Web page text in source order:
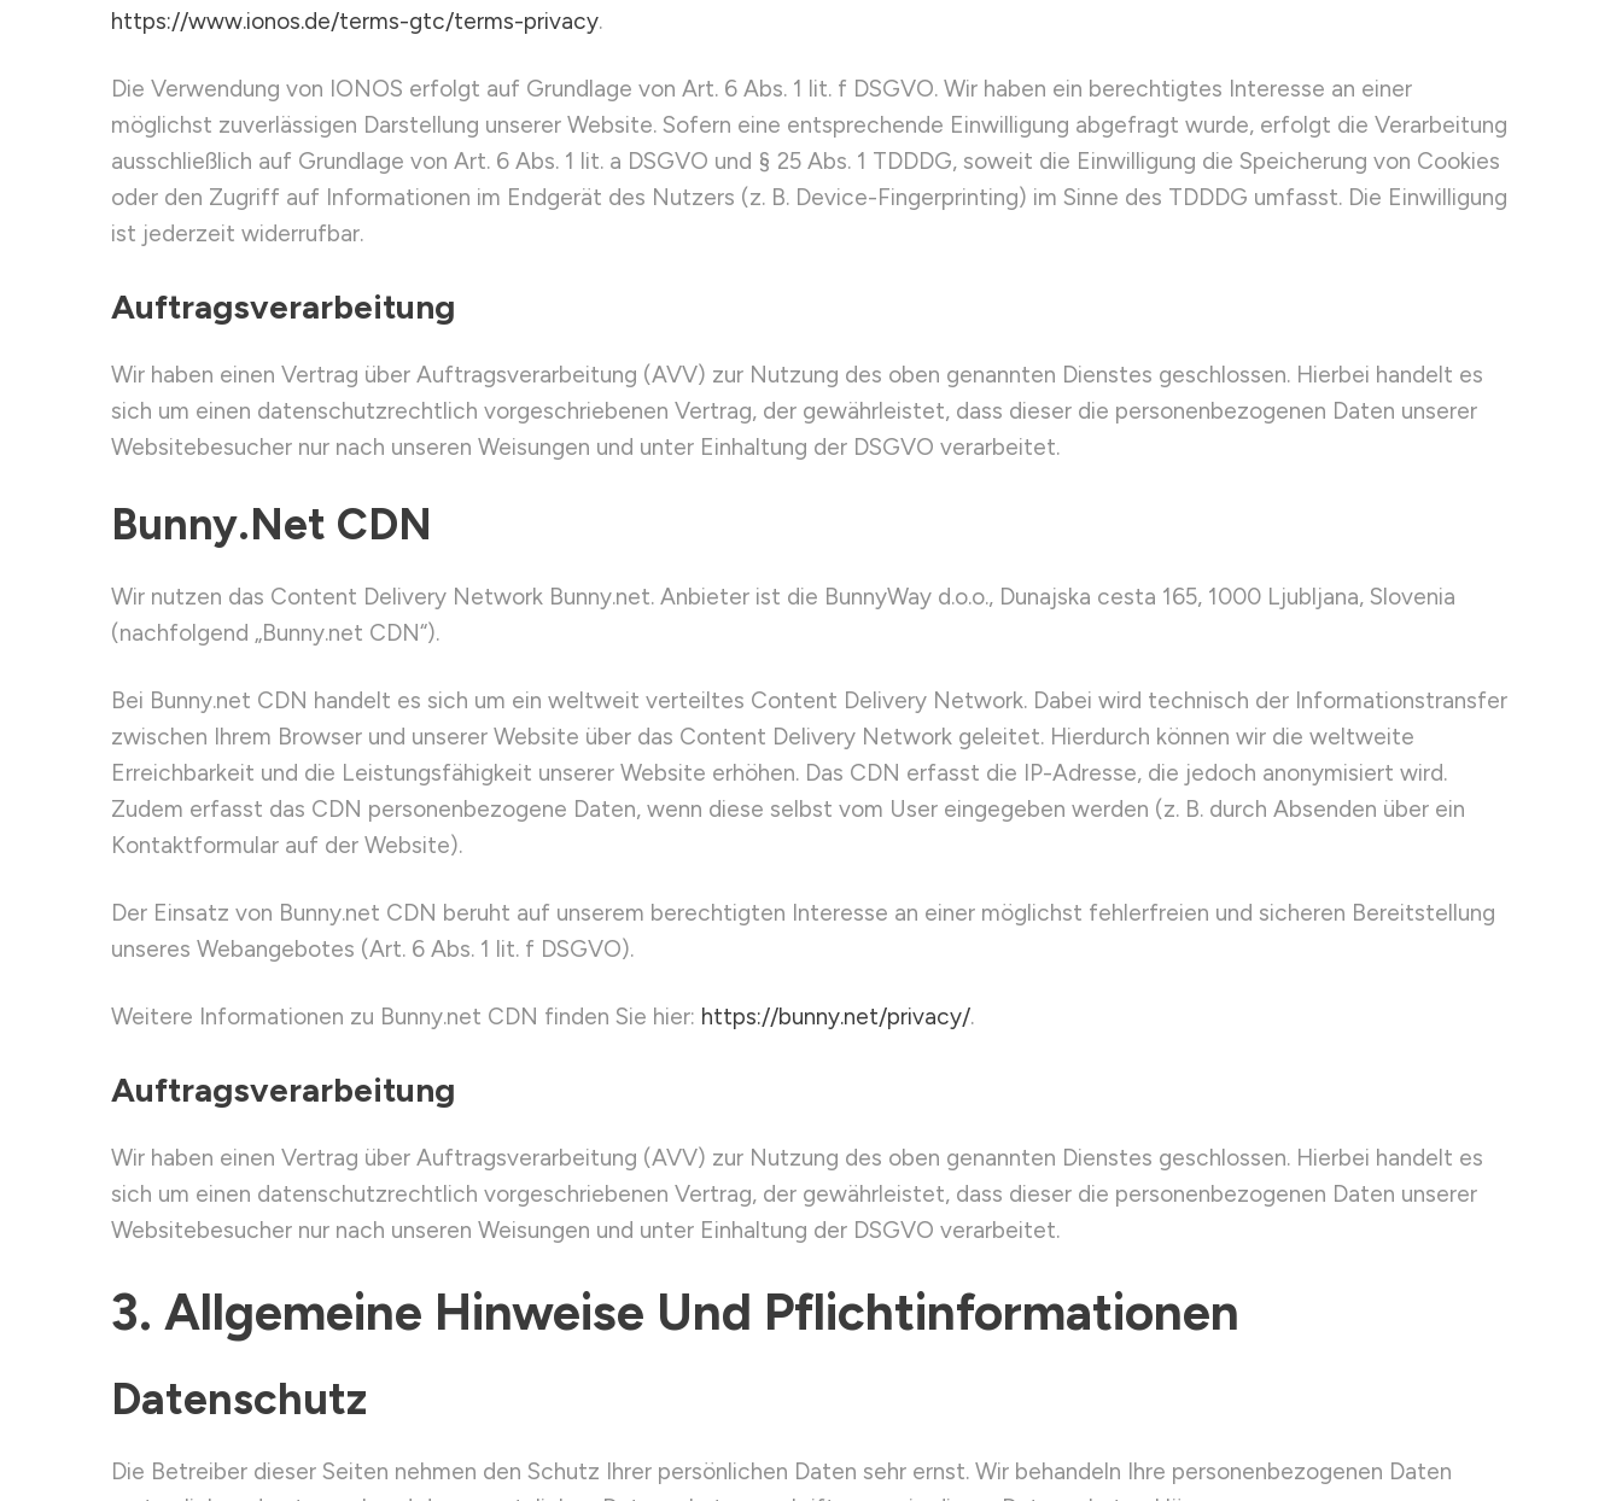
https://www.ionos.de/terms-gtc/terms-privacy.
Die Verwendung von IONOS erfolgt auf Grundlage von Art. 6 Abs. 1 lit. f DSGVO. Wir haben ein berechtigtes Interesse an einer
möglichst zuverlässigen Darstellung unserer Website. Sofern eine entsprechende Einwilligung abgefragt wurde, erfolgt die Verarbeitung
ausschließlich auf Grundlage von Art. 6 Abs. 1 lit. a DSGVO und § 25 Abs. 1 TDDDG, soweit die Einwilligung die Speicherung von Cookies
oder den Zugriff auf Informationen im Endgerät des Nutzers (z. B. Device-Fingerprinting) im Sinne des TDDDG umfasst. Die Einwilligung
ist jederzeit widerrufbar.
Auftragsverarbeitung
Wir haben einen Vertrag über Auftragsverarbeitung (AVV) zur Nutzung des oben genannten Dienstes geschlossen. Hierbei handelt es
sich um einen datenschutzrechtlich vorgeschriebenen Vertrag, der gewährleistet, dass dieser die personenbezogenen Daten unserer
Websitebesucher nur nach unseren Weisungen und unter Einhaltung der DSGVO verarbeitet.
Bunny.net CDN
Wir nutzen das Content Delivery Network Bunny.net. Anbieter ist die BunnyWay d.o.o., Dunajska cesta 165, 1000 Ljubljana, Slovenia
(nachfolgend „Bunny.net CDN“).
Bei Bunny.net CDN handelt es sich um ein weltweit verteiltes Content Delivery Network. Dabei wird technisch der Informationstransfer
zwischen Ihrem Browser und unserer Website über das Content Delivery Network geleitet. Hierdurch können wir die weltweite
Erreichbarkeit und die Leistungsfähigkeit unserer Website erhöhen. Das CDN erfasst die IP-Adresse, die jedoch anonymisiert wird.
Zudem erfasst das CDN personenbezogene Daten, wenn diese selbst vom User eingegeben werden (z. B. durch Absenden über ein
Kontaktformular auf der Website).
Der Einsatz von Bunny.net CDN beruht auf unserem berechtigten Interesse an einer möglichst fehlerfreien und sicheren Bereitstellung
unseres Webangebotes (Art. 6 Abs. 1 lit. f DSGVO).
Weitere Informationen zu Bunny.net CDN finden Sie hier: https://bunny.net/privacy/.
Auftragsverarbeitung
Wir haben einen Vertrag über Auftragsverarbeitung (AVV) zur Nutzung des oben genannten Dienstes geschlossen. Hierbei handelt es
sich um einen datenschutzrechtlich vorgeschriebenen Vertrag, der gewährleistet, dass dieser die personenbezogenen Daten unserer
Websitebesucher nur nach unseren Weisungen und unter Einhaltung der DSGVO verarbeitet.
3. Allgemeine Hinweise Und Pflicht­informationen
Datenschutz
Die Betreiber dieser Seiten nehmen den Schutz Ihrer persönlichen Daten sehr ernst. Wir behandeln Ihre personenbezogenen Daten